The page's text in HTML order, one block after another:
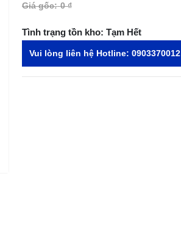
Giá gốc: 0 ₫
Tình trạng tồn kho: Tạm Hết
Vui lòng liên hệ Hotline: 0903370012